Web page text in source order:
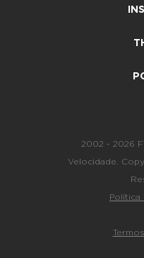
2002 - 2026
Velocidade.
Política